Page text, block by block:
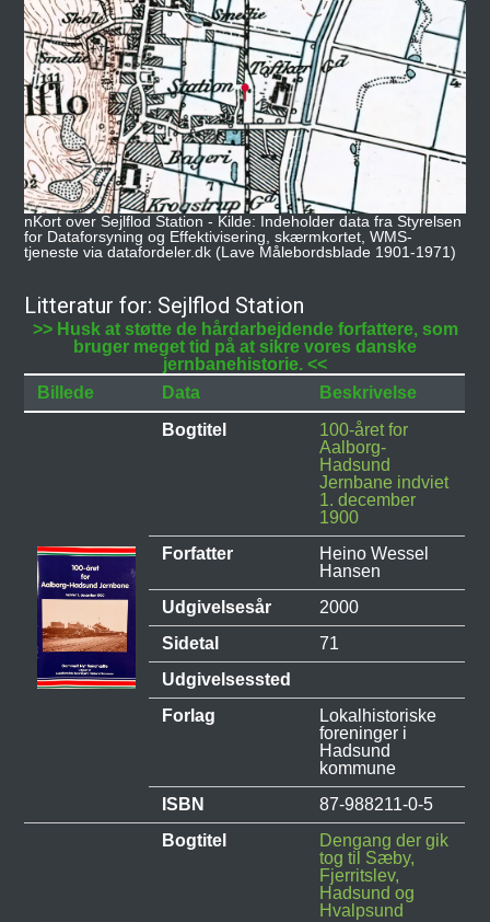
nKort over Sejlflod Station - Kilde: Indeholder data fra Styrelsen
for Dataforsyning og Effektivisering, skærmkortet, WMS-
tjeneste via datafordeler.dk (Lave Målebordsblade 1901-1971)
Litteratur for: Sejlflod Station
>> Husk at støtte de hårdarbejdende forfattere, som
bruger meget tid på at sikre vores danske
jernbanehistorie. <<
Billede
Data
Beskrivelse
Bogtitel
100-året for
Aalborg-
Hadsund
Jernbane indviet
1. december
1900
Forfatter
Heino Wessel
Hansen
Udgivelsesår
2000
Sidetal
71
Udgivelsessted
Forlag
Lokalhistoriske
foreninger i
Hadsund
kommune
ISBN
87-988211-0-5
Bogtitel
Dengang der gik
tog til Sæby,
Fjerritslev,
Hadsund og
Hvalpsund